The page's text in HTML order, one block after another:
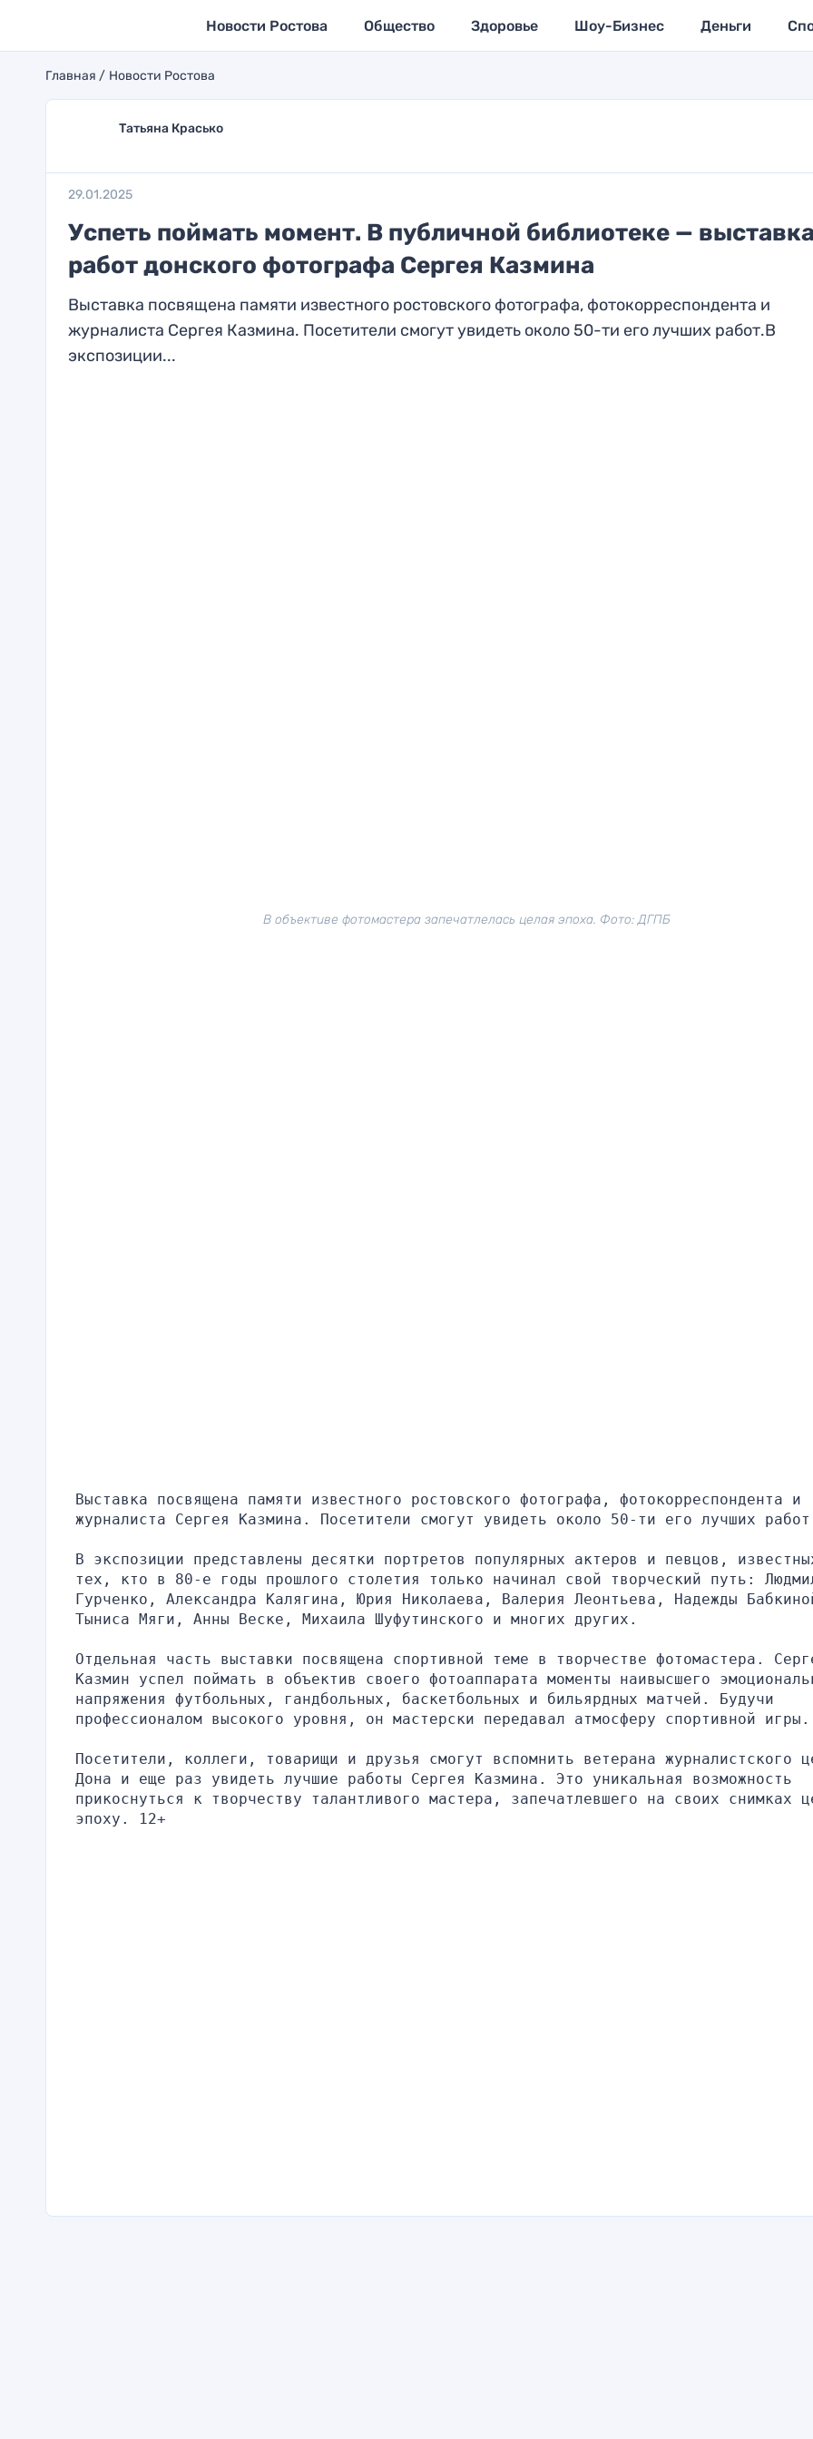
Новости Ростова Общество Здоровье Шоу-Бизнес Деньги
Главная Новости Ростова
Татьяна Красько
29.01.2025
Успеть поймать момент. В публичной библиотеке — выставка
работ донского фотографа Сергея Казмина
Выставка посвящена памяти известного ростовского фотографа, фотокорреспондента и
журналиста Сергея Казмина. Посетители смогут увидеть около 50-ти его лучших работ.В
экспозиции...
В объективе фотомастера запечатлелась целая эпоха. Фото: ДГПБ
Выставка посвящена памяти известного ростовского фотографа, фотокорреспондента и
журналиста Сергея Казмина. Посетители смогут увидеть около 50-ти его лучших
В экспозиции представлены десятки портретов популярных актеров и певцов,
тех, кто в 80-е годы прошлого столетия только начинал свой творческий путь:
Гурченко, Александра Калягина, Юрия Николаева, Валерия Леонтьева, Надежды
Тыниса Мяги, Анны Веске, Михаила Шуфутинского и многих других.
Отдельная часть выставки посвящена спортивной теме в творчестве фотомастера.
Казмин успел поймать в объектив своего фотоаппарата моменты наивысшего
напряжения футбольных, гандбольных, баскетбольных и бильярдных матчей. Будучи
профессионалом высокого уровня, он мастерски передавал атмосферу спортивной игры.
Посетители, коллеги, товарищи и друзья смогут вспомнить ветерана журналистского
Дона и еще раз увидеть лучшие работы Сергея Казмина. Это уникальная возможность
прикоснуться к творчеству талантливого мастера, запечатлевшего на своих снимках
эпоху. 12+